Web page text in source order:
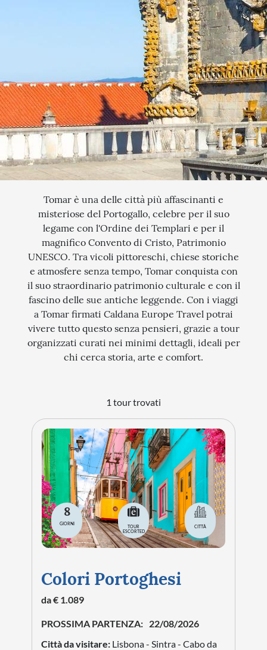
Tomar è una delle città più affascinanti e
misteriose del Portogallo, celebre per il suo
legame con l'Ordine dei Templari e per il
magnifico Convento di Cristo, Patrimonio
UNESCO. Tra vicoli pittoreschi, chiese storiche
e atmosfere senza tempo, Tomar conquista con
il suo straordinario patrimonio culturale e con il
fascino delle sue antiche leggende. Con i viaggi
a Tomar firmati Caldana Europe Travel potrai
vivere tutto questo senza pensieri, grazie a tour
organizzati curati nei minimi dettagli, ideali per
chi cerca storia, arte e comfort.
1 tour trovati
8
GIORNI
TOUR
ESCORTED
CITTÀ
Colori Portoghesi
da € 1.089
PROSSIMA PARTENZA: 22/08/2026
Città da visitare: Lisbona - Sintra - Cabo da
QUANDO VUOI PARTIRE?
SCEGLI LE DATE
AGOSTO
FERRAGOSTO
SETTEMBRE
OTTOBRE
PONTE DI OGNISSANTI
NOVEMBRE
QUALI SONO I TUOI INTERESSI?
MERCATINI DI NATALE
NOVITA
EXCLUSIVE
SOGGIORNO CON ESCURSIONI
TOUR ESCORTED
TRATTI DI PASSEGGIATA
SCOPERTA
NATURA
I LUOGHI DELLO SPIRITO
STORIA
CITTÀ
EVENTI SPECIALI
ARTE E CULTURA
CERCA IL TUO VIAGGIO